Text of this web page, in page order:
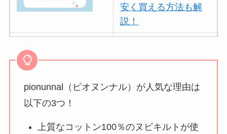
安く買える方法も解
説！
ンはなぜ人気？3つの
を紹介！
い理由は？なぜ人
pionunnal（ピオヌンナル）が人気な理由は
以下の3つ！
上質なコットン100％のヌビキルトが使